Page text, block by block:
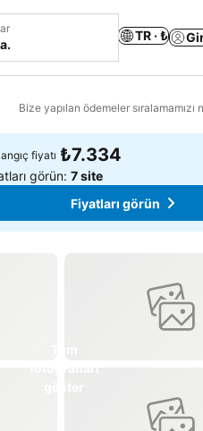
TR · ₺
Bize yapılan ödemeler sıralamamızı
eklefiyatı ₺7.334
görün:7 site
Fiyatları görün